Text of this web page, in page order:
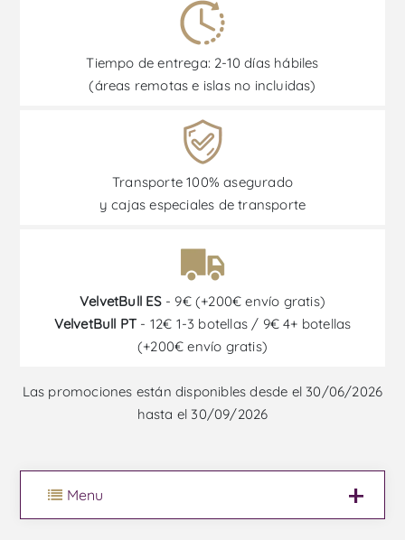
Tiempo de entrega: 2-10 días hábiles
(áreas remotas e islas no incluidas)
Transporte 100% asegurado
y cajas especiales de transporte
VelvetBull ES- 9€ (+200€ envío gratis)
VelvetBull PT - 12€ 1-3 botellas / 9€ 4+ botellas
(+200€ envío gratis)
Las promociones están disponibles desde el 30/06/2026
hasta el 30/09/2026
Menu